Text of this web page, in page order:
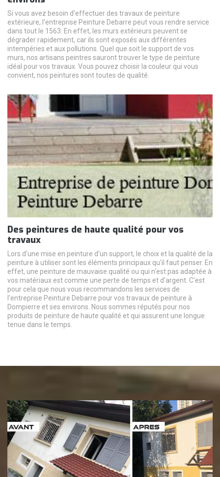
Si vous avez besoin d'effectuer des travaux de peinture
extérieure, l'entreprise Peinture Debarre peut vous rendre service
dans tout le 1563. En effet, les murs extérieurs peuvent se
dégrader rapidement, car ils sont exposés aux différentes
intempéries et aux pollutions. Quel que soit le support de vos
murs, nos artisans peintres sauront trouver le type de peinture
idéal pour vos travaux. Vous pouvez choisir la couleur qui vous
convient, nos peintures sont toutes de qualité.
Des peintures de haute qualité pour vos
travaux
Lors d'une mise en peinture d'un support, le choix et la qualité de la
peinture à utiliser sont les éléments principaux qu'il faut penser. En
effet, une peinture de mauvaise qualité ou qui n'est pas adaptée à
vos matériaux est comme une perte de temps et d'argent. C'est
pour cela que nous vous recommandons les services de
l'entreprise Peinture Debarre pour vos travaux de peinture à
Dompierre et ses environs. Nous sommes réputés pour nos
produits de peinture de haute qualité et qui assurent une longue
tenue dans le temps.